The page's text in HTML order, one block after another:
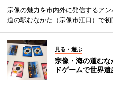
宗像の魅力を市内外に発信するア
道の駅むなかた（宗像市江口）で初
見る・遊ぶ
宗像・海の道む
ドゲームで世界